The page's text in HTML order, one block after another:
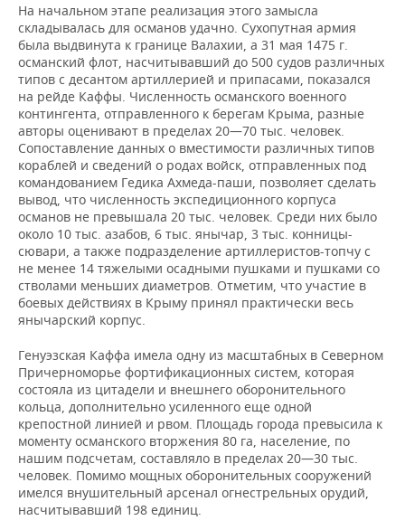
На начальном этапе реализация этого замысла
складывалась для османов удачно. Сухопутная армия
была выдвинута к границе Валахии, а 31 мая 1475 г.
османский флот, насчитывавший до 500 судов различных
типов с десантом артиллерией и припасами, показался
на рейде Каффы. Численность османского военного
контингента, отправленного к берегам Крыма, разные
авторы оценивают в пределах 20—70 тыс. человек.
Сопоставление данных о вместимости различных типов
кораблей и сведений о родах войск, отправленных под
командованием Гедика Ахмеда-паши, позволяет сделать
вывод, что численность экспедиционного корпуса
османов не превышала 20 тыс. человек. Среди них было
около 10 тыс. азабов, 6 тыс. янычар, 3 тыс. конницы-
сювари, а также подразделение артиллеристов-топчу с
не менее 14 тяжелыми осадными пушками и пушками со
стволами меньших диаметров. Отметим, что участие в
боевых действиях в Крыму принял практически весь
янычарский корпус.
Генуэзская Каффа имела одну из масштабных в Северном
Причерноморье фортификационных систем, которая
состояла из цитадели и внешнего оборонительного
кольца, дополнительно усиленного еще одной
крепостной линией и рвом. Площадь города превысила к
моменту османского вторжения 80 га, население, по
нашим подсчетам, составляло в пределах 20—30 тыс.
человек. Помимо мощных оборонительных сооружений
имелся внушительный арсенал огнестрельных орудий,
насчитывавший 198 единиц.